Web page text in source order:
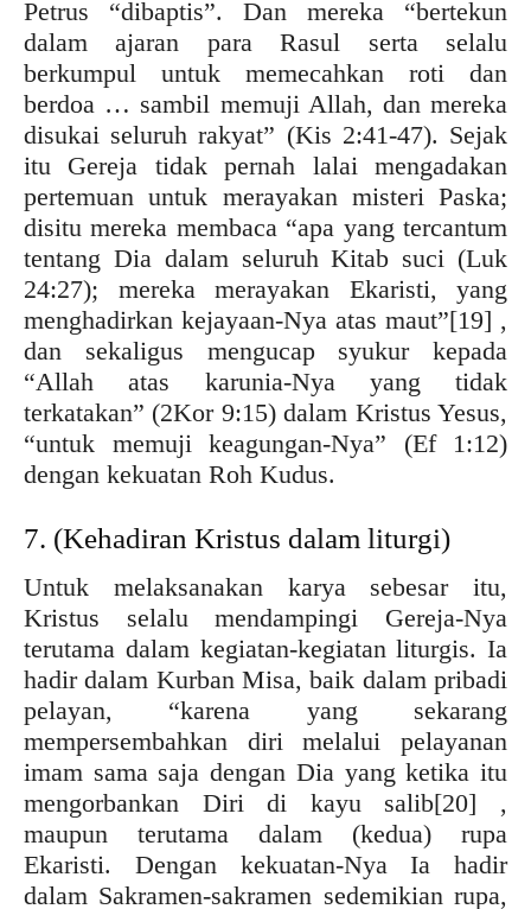
Petrus “dibaptis”. Dan mereka “bertekun
dalam ajaran para Rasul serta selalu
berkumpul untuk memecahkan roti dan
berdoa … sambil memuji Allah, dan mereka
disukai seluruh rakyat” (Kis 2:41-47). Sejak
itu Gereja tidak pernah lalai mengadakan
pertemuan untuk merayakan misteri Paska;
disitu mereka membaca “apa yang tercantum
tentang Dia dalam seluruh Kitab suci (Luk
24:27); mereka merayakan Ekaristi, yang
menghadirkan kejayaan-Nya atas maut”[19] ,
dan sekaligus mengucap syukur kepada
“Allah atas karunia-Nya yang tidak
terkatakan” (2Kor 9:15) dalam Kristus Yesus,
“untuk memuji keagungan-Nya” (Ef 1:12)
dengan kekuatan Roh Kudus.
7. (Kehadiran Kristus dalam liturgi)
Untuk melaksanakan karya sebesar itu,
Kristus selalu mendampingi Gereja-Nya
terutama dalam kegiatan-kegiatan liturgis. Ia
hadir dalam Kurban Misa, baik dalam pribadi
pelayan, “karena yang sekarang
mempersembahkan diri melalui pelayanan
imam sama saja dengan Dia yang ketika itu
mengorbankan Diri di kayu salib[20] ,
maupun terutama dalam (kedua) rupa
Ekaristi. Dengan kekuatan-Nya Ia hadir
dalam Sakramen-sakramen sedemikian rupa,